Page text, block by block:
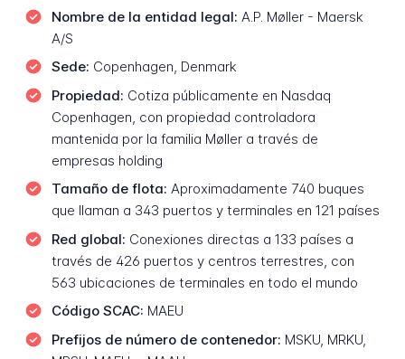
Nombre de la entidad legal: A.P. Møller - Maersk
A/S
Sede: Copenhagen, Denmark
Propiedad: Cotiza públicamente en Nasdaq
Copenhagen, con propiedad controladora
mantenida por la familia Møller a través de
empresas holding
Tamaño de flota: Aproximadamente 740 buques
que llaman a 343 puertos y terminales en 121 países
Red global: Conexiones directas a 133 países a
través de 426 puertos y centros terrestres, con
563 ubicaciones de terminales en todo el mundo
Código SCAC: MAEU
Prefijos de número de contenedor: MSKU, MRKU,